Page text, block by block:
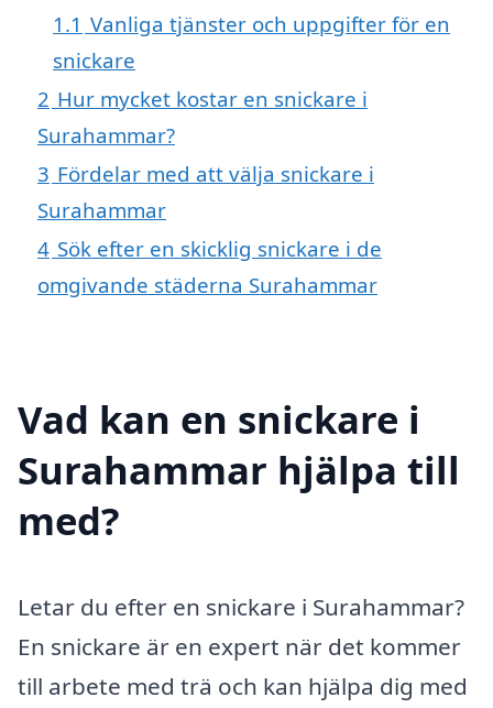
1.1 Vanliga tjänster och uppgifter för en
snickare
2 Hur mycket kostar en snickare i
Surahammar?
3 Fördelar med att välja snickare i
Surahammar
4 Sök efter en skicklig snickare i de
omgivande städerna Surahammar
Vad kan en snickare i
Surahammar hjälpa till
med?
Letar du efter en snickare i Surahammar?
En snickare är en expert när det kommer
till arbete med trä och kan hjälpa dig med